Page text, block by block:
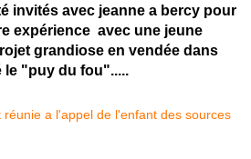
invités avec jeanne a bercy pour
expérience avec une jeune
grandiose en vendée dans
le "puy du fou".....